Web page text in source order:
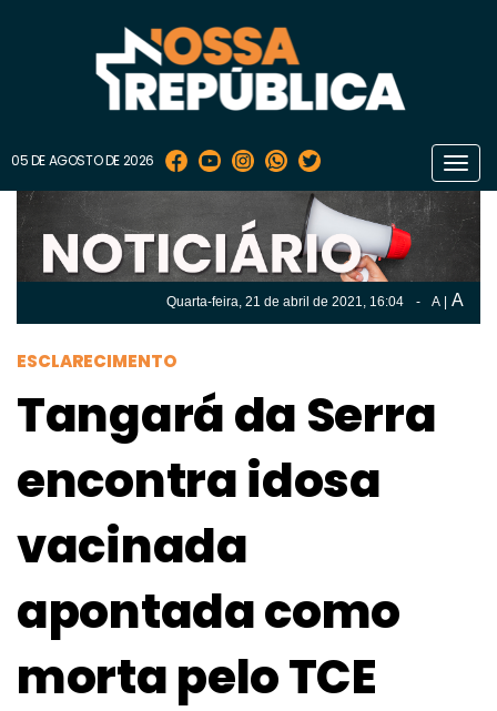
05 DE AGOSTO DE 2026
Quarta-feira, 21 de abril de 2021, 16:04 - A A
ESCLARECIMENTO
Tangará da Serra
encontra idosa
vacinada
apontada como
morta pelo TCE